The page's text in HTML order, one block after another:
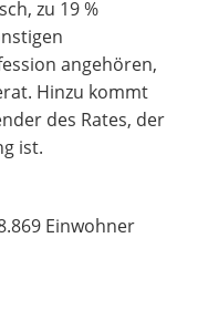
zu 19 %
angehören,
Hinzu kommt
des Rates, der
ist.
Einwohner